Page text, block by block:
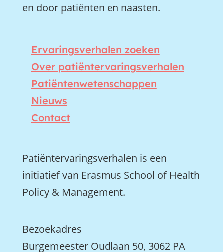
en door patiënten en naasten.
Ervaringsverhalen zoeken
Over patiëntervaringsverhalen
Patiëntenwetenschappen
Nieuws
Contact
Patiëntervaringsverhalen is een
initiatief van Erasmus School of Health
Policy & Management.
Bezoekadres
Burgemeester Oudlaan 50, 3062 PA